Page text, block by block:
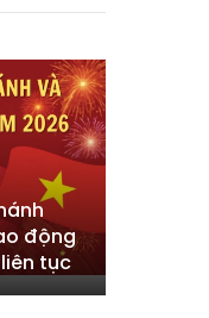
động
tục